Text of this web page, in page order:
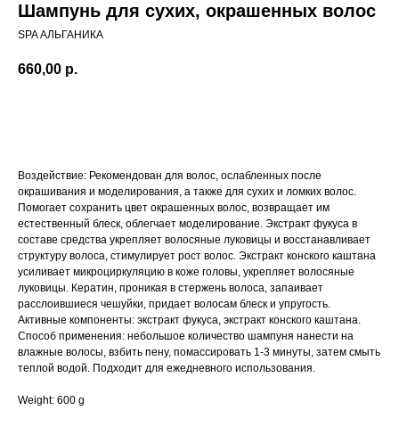
Шампунь для сухих, окрашенных волос
SPA АЛЬГАНИКА
660,00 р.
Воздействие: Рекомендован для волос, ослабленных после
окрашивания и моделирования, а также для сухих и ломких волос.
Помогает сохранить цвет окрашенных волос, возвращает им
естественный блеск, облегчает моделирование. Экстракт фукуса в
составе средства укрепляет волосяные луковицы и восстанавливает
структуру волоса, стимулирует рост волос. Экстракт конского каштана
усиливает микроциркуляцию в коже головы, укрепляет волосяные
луковицы. Кератин, проникая в стержень волоса, запаивает
расслоившиеся чешуйки, придает волосам блеск и упругость.
Активные компоненты: экстракт фукуса, экстракт конского каштана.
Способ применения: небольшое количество шампуня нанести на
влажные волосы, взбить пену, помассировать 1-3 минуты, затем смыть
теплой водой. Подходит для ежедневного использования.
Weight: 600 g